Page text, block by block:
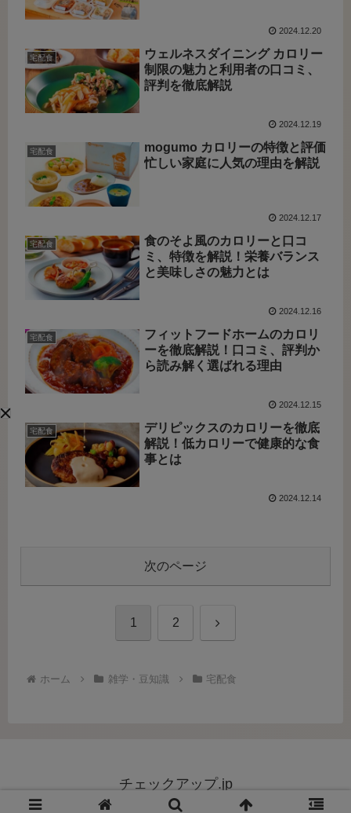
2024.12.20
宅配食
ウェルネスダイニング カロリー
制限の魅力と利用者の口コミ、
評判を徹底解説
2024.12.19
宅配食
mogumo カロリーの特徴と評価
忙しい家庭に人気の理由を解説
2024.12.17
宅配食
食のそよ風のカロリーと口コ
ミ、特徴を解説！栄養バランス
と美味しさの魅力とは
2024.12.16
宅配食
フィットフードホームのカロリ
ーを徹底解説！口コミ、評判か
ら読み解く選ばれる理由
2024.12.15
宅配食
デリピックスのカロリーを徹底
解説！低カロリーで健康的な食
事とは
2024.12.14
次のページ
1 2 次
ホーム 雑学・豆知識 宅配食
チェックアップ.jp
Copyright © 2024-2026 チェックアップ.jp All Rights Reserved.